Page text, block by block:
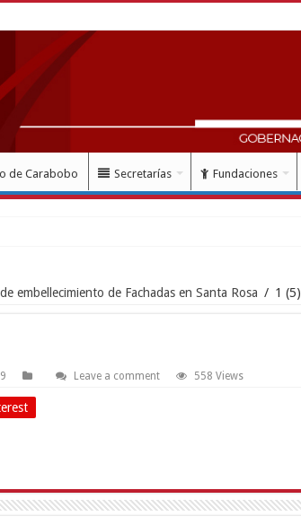
de Carabobo Secretarías Fundaciones
embellecimiento de Fachadas en Santa Rosa / 1 (5)
Leave a comment 558 Views